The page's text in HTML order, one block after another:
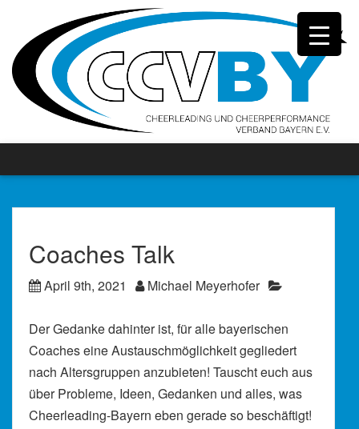
Coaches Talk
April 9th, 2021 Michael Meyerhofer
Der Gedanke dahinter ist, für alle bayerischen
Coaches eine Austauschmöglichkeit gegliedert
nach Altersgruppen anzubieten! Tauscht euch aus
über Probleme, Ideen, Gedanken und alles, was
Cheerleading-Bayern eben gerade so beschäftigt!